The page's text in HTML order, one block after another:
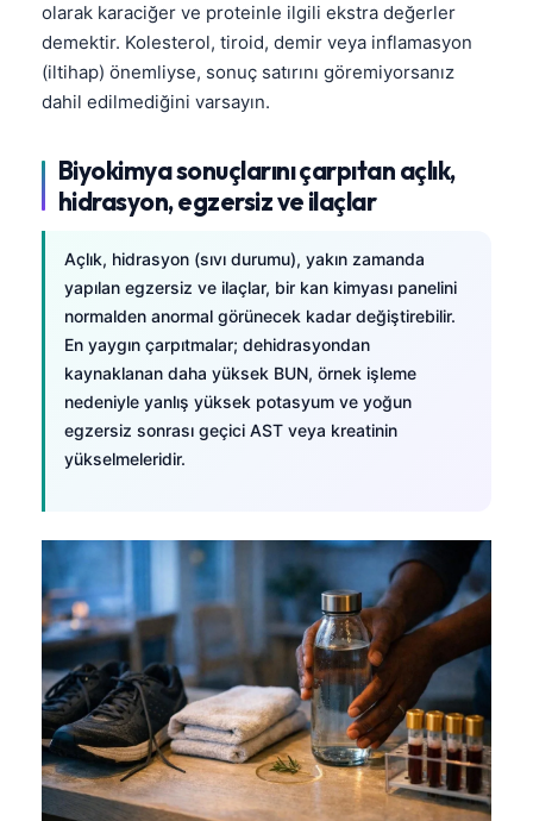
olarak karaciğer ve proteinle ilgili ekstra değerler
demektir. Kolesterol, tiroid, demir veya inflamasyon
(iltihap) önemliyse, sonuç satırını göremiyorsanız
dahil edilmediğini varsayın.
Biyokimya sonuçlarını çarpıtan açlık,
hidrasyon, egzersiz ve ilaçlar
Açlık, hidrasyon (sıvı durumu), yakın zamanda
yapılan egzersiz ve ilaçlar, bir kan kimyası panelini
normalden anormal görünecek kadar değiştirebilir.
En yaygın çarpıtmalar; dehidrasyondan
kaynaklanan daha yüksek BUN, örnek işleme
nedeniyle yanlış yüksek potasyum ve yoğun
egzersiz sonrası geçici AST veya kreatinin
yükselmeleridir.
Tiếng Việt
Tagalog
ไทย
ဗမာစာ
ភាសាខ្មែរ
Kiswahili
Català
Қазақ тілі
Suomi
Hrvatski
Slovenčina
كوردی‎
سنڌي
অসমীয়া
Galego
Latviešu valoda